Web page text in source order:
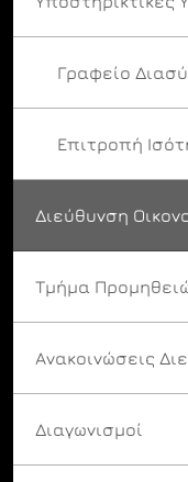
Γραφείο
Επιτροπή
Διεύθυνση
Τμήμα
Ανακοινώσεις
Διαγωνισμοί